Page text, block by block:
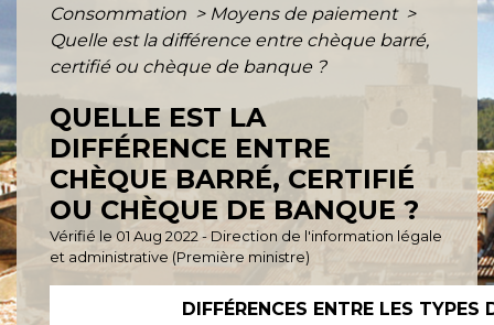
Consommation > Moyens de paiement >
Quelle est la différence entre chèque barré,
certifié ou chèque de banque ?
QUELLE EST LA
DIFFÉRENCE ENTRE
CHÈQUE BARRÉ, CERTIFIÉ
OU CHÈQUE DE BANQUE ?
Vérifié le 01 Aug 2022 - Direction de l'information légale
et administrative (Première ministre)
DIFFÉRENCES ENTRE LES TYPES